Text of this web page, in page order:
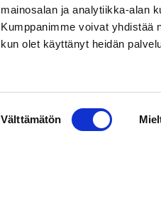
mainosalan ja analytiikka-alan
Kumppanimme voivat yhdistää
kun olet käyttänyt heidän
Välttämätön